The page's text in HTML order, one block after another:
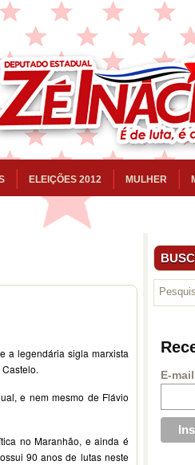
ELEIÇÕES 2012 MULHER
a legendária sigla marxista
e nem mesmo de Flávio
no Maranhão, e ainda é
90 anos de lutas neste
E-mail